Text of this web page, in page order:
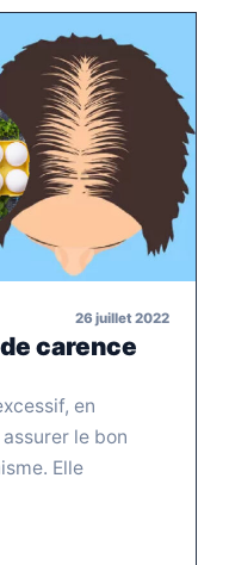
26 juillet 2022
carence
en
le bon
Elle